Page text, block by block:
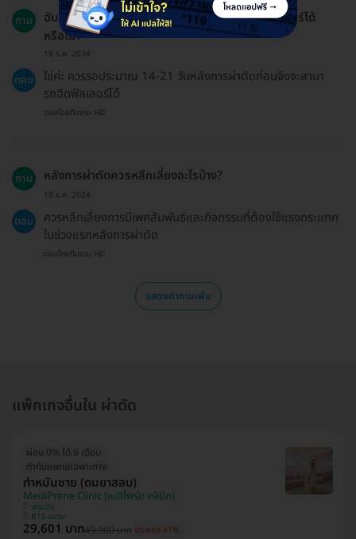
ถาม
ฉันต้องรอให้อาการฟื้นตัวก่อนจึงจะสามารถฉีดฟิลเลอร์ได้
หรือไม่?
19 ธ.ค. 2024
ตอบ
ใช่ค่ะ ควรรอประมาณ 14-21 วันหลังการผ่าตัดก่อนจึงจะสามา
รถฉีดฟิลเลอร์ได้
ตอบโดยทีมงาน HD
ถาม หลังการผ่าตัดควรหลีกเลี่ยงอะไรบ้าง?
19 ธ.ค. 2024
ตอบ
ควรหลีกเลี่ยงการมีเพศสัมพันธ์และกิจกรรมที่ต้องใช้แรงกระแทก
ในช่วงแรกหลังการผ่าตัด
ตอบโดยทีมงาน HD
แสดงคำถามเพิ่ม
แพ็กเกจอื่นใน ผ่าตัด
ผ่อน 0% ได้ 6 เดือน
ทำกับแพทย์เฉพาะทาง
ทำหมันชาย (ดมยาสลบ)
MediPrime Clinic (เมดิไพร์ม คลินิก)
ปทุมวัน
BTS สยาม
29,601 บาท49,900 บาท ประหยัด 41%